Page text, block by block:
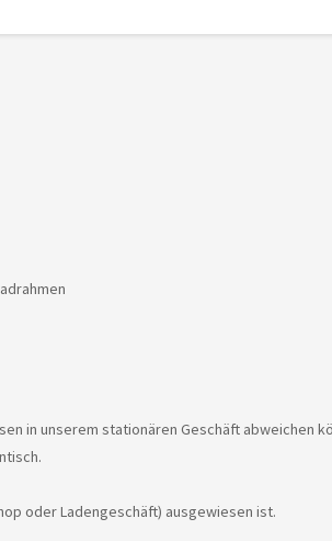
in unserem stationären Geschäft abweichen
oder Ladengeschäft) ausgewiesen ist.